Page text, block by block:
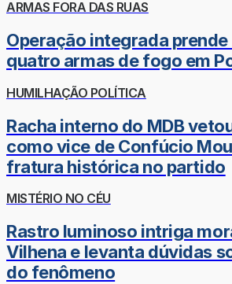
ARMAS FORA DAS RUAS
Operação integrada
quatro armas de fogo em
HUMILHAÇÃO POLÍTICA
Racha interno do MDB
como vice de Confúcio
fratura histórica no partido
MISTÉRIO NO CÉU
Rastro luminoso intriga
Vilhena e levanta dúvidas
do fenômeno